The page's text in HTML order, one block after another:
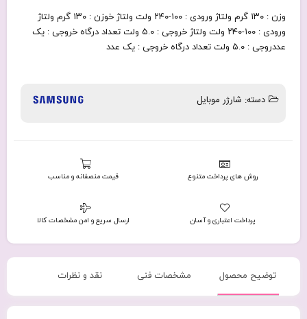
وزن : ۱۳۰ گرم ولتاژ ورودی : ۱۰۰-۲۴۰ ولت ولتاژ خوزن : ۱۳۰ گرم ولتاژ
ورودی : ۱۰۰-۲۴۰ ولت ولتاژ خروجی : ۵.۰ ولت تعداد درگاه خروجی : یک
عددروجی : ۵.۰ ولت تعداد درگاه خروجی : یک عدد
دسته: شارژر موبایل
روش های پرداخت متنوع قیمت منصفانه و مناسب
پرداخت اعتباری و آسان ارسال سریع و امن مشخصات کالا
توضیح محصول مشخصات فنی نقد و نظرات